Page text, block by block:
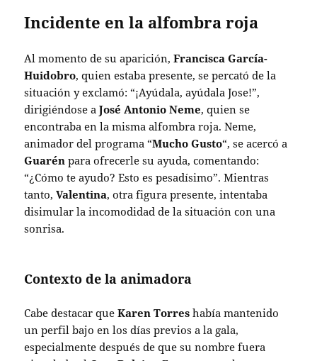
Incidente en la alfombra roja
Al momento de su aparición,Francisca García-
Huidobro, quien estaba presente, se percató de la
situación y exclamó: “¡Ayúdala, ayúdala Jose!”,
dirigiéndose aJosé Antonio Neme, quien se
encontraba en la misma alfombra roja. Neme,
animador del programa “Mucho Gusto“, se acercó a
Guarén para ofrecerle su ayuda, comentando:
“¿Cómo te ayudo? Esto es pesadísimo”. Mientras
tanto,Valentina, otra figura presente, intentaba
disimular la incomodidad de la situación con una
sonrisa.
Contexto de la animadora
Cabe destacar queKaren Torres había mantenido
un perfil bajo en los días previos a la gala,
especialmente después de que su nombre fuera